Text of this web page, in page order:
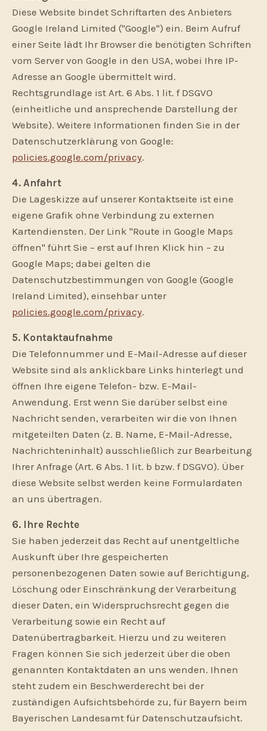
Diese Website bindet Schriftarten des Anbieters
Google Ireland Limited ("Google") ein. Beim Aufruf
einer Seite lädt Ihr Browser die benötigten Schriften
vom Server von Google in den USA, wobei Ihre IP-
Adresse an Google übermittelt wird.
Rechtsgrundlage ist Art. 6 Abs. 1 lit. f DSGVO
(einheitliche und ansprechende Darstellung der
Website). Weitere Informationen finden Sie in der
Datenschutzerklärung von Google:
policies.google.com/privacy.
4. Anfahrt
Die Lageskizze auf unserer Kontaktseite ist eine
eigene Grafik ohne Verbindung zu externen
Kartendiensten. Der Link "Route in Google Maps
öffnen" führt Sie – erst auf Ihren Klick hin – zu
Google Maps; dabei gelten die
Datenschutzbestimmungen von Google (Google
Ireland Limited), einsehbar unter
policies.google.com/privacy.
5. Kontaktaufnahme
Die Telefonnummer und E-Mail-Adresse auf dieser
Website sind als anklickbare Links hinterlegt und
öffnen Ihre eigene Telefon- bzw. E-Mail-
Anwendung. Erst wenn Sie darüber selbst eine
Nachricht senden, verarbeiten wir die von Ihnen
mitgeteilten Daten (z. B. Name, E-Mail-Adresse,
Nachrichteninhalt) ausschließlich zur Bearbeitung
Ihrer Anfrage (Art. 6 Abs. 1 lit. b bzw. f DSGVO). Über
diese Website selbst werden keine Formulardaten
an uns übertragen.
6. Ihre Rechte
Sie haben jederzeit das Recht auf unentgeltliche
Auskunft über Ihre gespeicherten
personenbezogenen Daten sowie auf Berichtigung,
Löschung oder Einschränkung der Verarbeitung
dieser Daten, ein Widerspruchsrecht gegen die
Verarbeitung sowie ein Recht auf
Datenübertragbarkeit. Hierzu und zu weiteren
Fragen können Sie sich jederzeit über die oben
genannten Kontaktdaten an uns wenden. Ihnen
steht zudem ein Beschwerderecht bei der
zuständigen Aufsichtsbehörde zu, für Bayern beim
Bayerischen Landesamt für Datenschutzaufsicht.